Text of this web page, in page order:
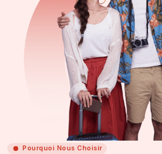
Pourquoi Nous Choisir